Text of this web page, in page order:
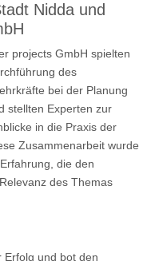
Nidda und
projects GmbH spielten
des
bei der Planung
stellten Experten zur
in die Praxis der
Zusammenarbeit wurde
die den
des Themas
Erfolg und bot den